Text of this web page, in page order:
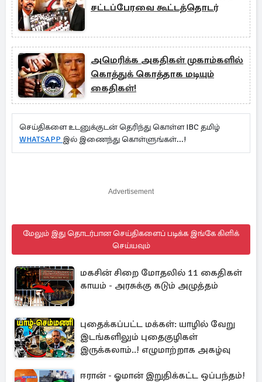
சட்டப்பேரவை கூட்டத்தொடர்
அமெரிக்க அகதிகள் முகாம்களில்
கொத்துக் கொத்தாக மடியும்
கைதிகள்!
செய்திகளை உடனுக்குடன் தெரிந்து கொள்ள IBC தமிழ்
WHATSAPP இல் இணைந்து கொள்ளுங்கள்...!
Advertisement
மேலும் இது தொடர்பான செய்திகளைப் படிக்க இங்கே கிளிக்
செய்யவும்
மகசின் சிறை மோதலில் 11 கைதிகள்
காயம் - அரசுக்கு கடும் அழுத்தம்
புதைக்கப்பட்ட மக்கள்: யாழில் வேறு
இடங்களிலும் புதைகுழிகள்
இருக்கலாம்..! எழுமாற்றாக அகழ்வு
ஈரான் - ஓமான் இறுதிக்கட்ட ஒப்பந்தம்!